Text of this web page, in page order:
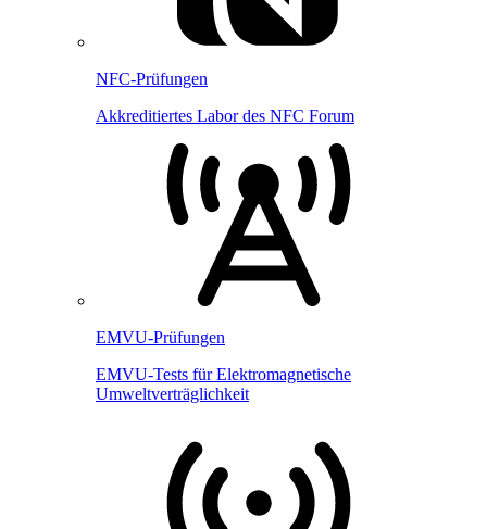
NFC-Prüfungen
Akkreditiertes Labor des NFC Forum
EMVU-Prüfungen
EMVU-Tests für Elektromagnetische
Umweltverträglichkeit